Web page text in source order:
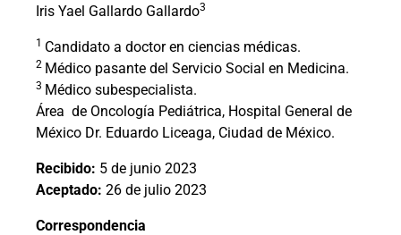
Iris Yael Gallardo Gallardo3
1 Candidato a doctor en ciencias médicas.
2 Médico pasante del Servicio Social en Medicina.
3 Médico subespecialista.
Área de Oncología Pediátrica, Hospital General de
México Dr. Eduardo Liceaga, Ciudad de México.
Recibido: 5 de junio 2023
Aceptado: 26 de julio 2023
Correspondencia